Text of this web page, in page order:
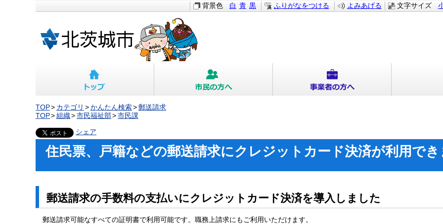
文字サイズ
背景色 白 青 黒 ふりがなをつける よみあげる
TOP カテゴリ かんたん検索
郵送請求
TOP
組織 市民福祉部 市民課
シェア
住民票、戸籍などの郵送請求にクレジットカード決済が利用で
郵送請求の手数料の支払いにクレジットカード決済を導入しました
郵送請求可能なすべての証明書で利用可能です。職務上請求にもご利用いただけます。